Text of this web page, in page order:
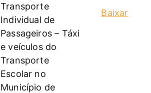
Transporte
Individual de
Passageiros – Táxi
e veículos do
Transporte
Escolar no
Município de
Baixar